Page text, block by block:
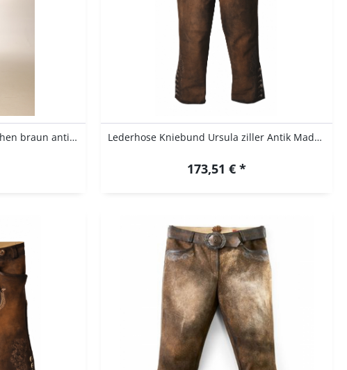
Lederhose Kniebund Pleiskirchen braun antik... Lederhose Kniebund Ursula ziller Antik Maddox
173,51 € *